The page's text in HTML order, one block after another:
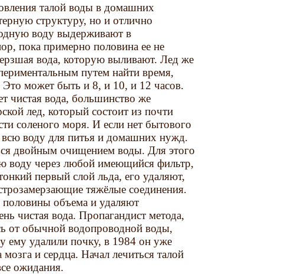
талой воды в домашних
структуру, но и отлично
воду выдерживают в
пока примерно половина ее не
вода, которую выливают. Лед же
путем найти время,
Это может быть и 8, и 10, и 12 часов.
чистая вода, большинство же
лед, который состоит из почти
соленого моря. И если нет бытового
всю воду для питья и домашних нужд.
двойным очищением воды. Для этого
воду через любой имеющийся фильтр,
первый слой льда, его удаляют,
тяжёлые соединения.
объема и удаляют
чистая вода. Пропагандист метода,
от обычной водопроводной воды,
ему удалили почку, в 1984 он уже
мозга и сердца. Начал лечиться талой
ожидания.